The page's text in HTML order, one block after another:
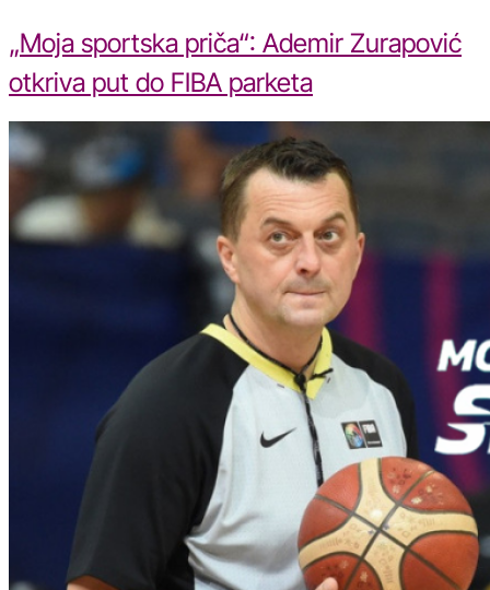
„Moja sportska priča“: Ademir Zurapović
otkriva put do FIBA parketa